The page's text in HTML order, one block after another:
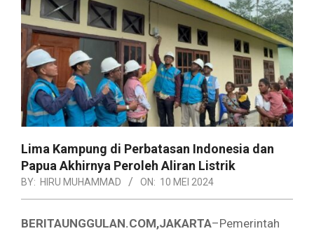
Lima Kampung di Perbatasan Indonesia dan
Papua Akhirnya Peroleh Aliran Listrik
BY: HIRU MUHAMMAD ON: 10 MEI 2024
BERITAUNGGULAN.COM,JAKARTA–Pemerintah